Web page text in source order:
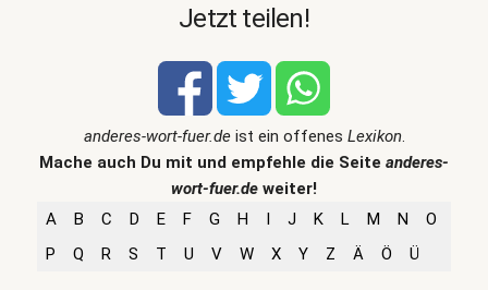
Jetzt teilen!
anderes-wort-fuer.deist ein offenes Lexikon.
Mache auch Du mit und empfehle die Seite anderes-
wort-fuer.de weiter!
A
B C D E F G H I J K L M N
O
P
Q R S T U V W X Y Z Ä Ö Ü